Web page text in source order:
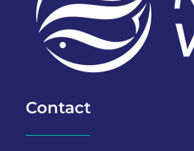
Contact